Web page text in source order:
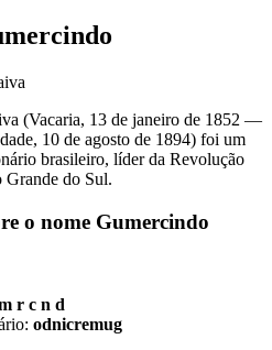
(Vacaria, 13 de janeiro de 1852 —
10 de agosto de 1894) foi um
brasileiro, líder da Revolução
Grande do Sul.
o nome Gumercindo
r c n d
odnicremug